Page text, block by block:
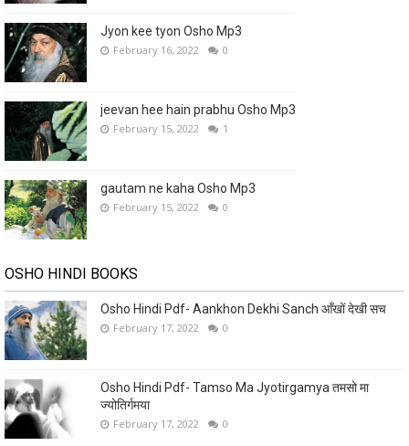
Jyon kee tyon Osho Mp3
February 16, 2022 0
jeevan hee hain prabhu Osho Mp3
February 15, 2022 1
gautam ne kaha Osho Mp3
February 15, 2022 0
OSHO HINDI BOOKS
Osho Hindi Pdf- Aankhon Dekhi Sanch आँखों देखी सच
February 17, 2022 0
Osho Hindi Pdf- Tamso Ma Jyotirgamya तमसो मा
ज्योतिर्गमया
February 17, 2022 0